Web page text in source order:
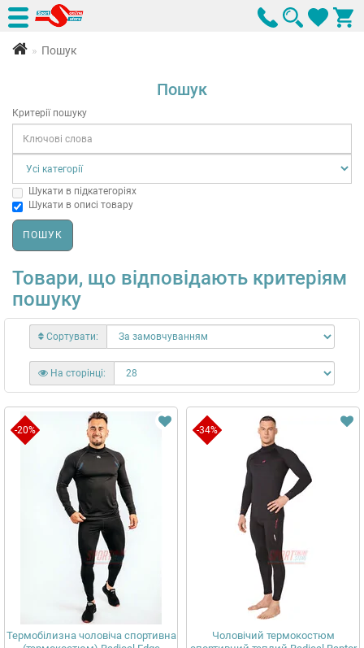
Пошук
Пошук
Критерії пошуку
Шукати в підкатегоріях
Шукати в описі товару
Товари, що відповідають критеріям
пошуку
Сортувати:
На сторінці:
-20%
Термобілизна чоловіча спортивна
-34%
Чоловічий термокостюм